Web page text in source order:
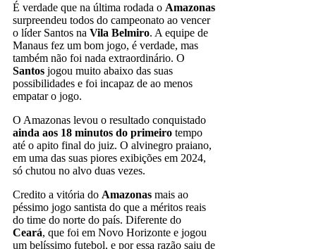
É verdade que na última rodada o Amazonas
surpreendeu todos do campeonato ao vencer
o líder Santos na Vila Belmiro. A equipe de
Manaus fez um bom jogo, é verdade, mas
também não foi nada extraordinário. O
Santos jogou muito abaixo das suas
possibilidades e foi incapaz de ao menos
empatar o jogo.
O Amazonas levou o resultado conquistado
ainda aos 18 minutos do primeiro tempo
até o apito final do juiz. O alvinegro praiano,
em uma das suas piores exibições em 2024,
só chutou no alvo duas vezes.
Credito a vitória do Amazonas mais ao
péssimo jogo santista do que a méritos reais
do time do norte do país. Diferente do
Ceará, que foi em Novo Horizonte e jogou
um belíssimo futebol, e por essa razão saiu de